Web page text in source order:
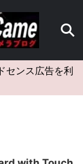
センス広告を利